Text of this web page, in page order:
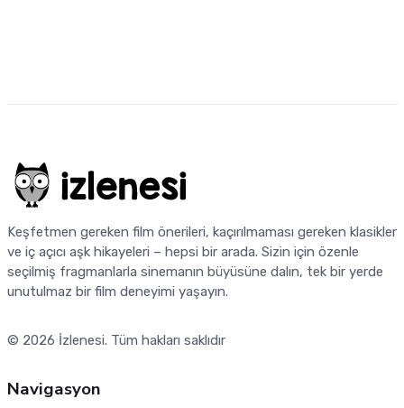
Keşfetmen gereken film önerileri, kaçırılmaması gereken klasikler
ve iç açıcı aşk hikayeleri – hepsi bir arada. Sizin için özenle
seçilmiş fragmanlarla sinemanın büyüsüne dalın, tek bir yerde
unutulmaz bir film deneyimi yaşayın.
© 2026 İzlenesi. Tüm hakları saklıdır
Navigasyon